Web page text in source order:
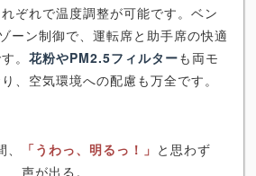
ぞれで温度調整が可能です。ベン
ーン制御で、運転席と助手席の快適
。 花粉やPM2.5フィルターも両モ
、空気環境への配慮も万全です。
「うわっ、明るっ！」 と思わず
声が出る。